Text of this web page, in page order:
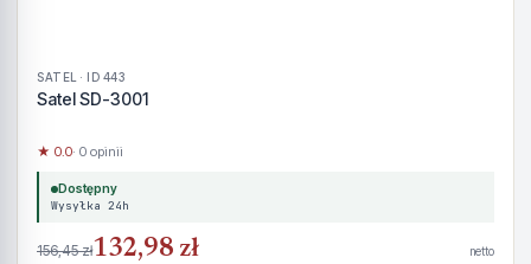
SATEL · ID 443
Satel SD-3001
★ 0.0· 0 opinii
Dostępny
Wysyłka 24h
156,45 zł132,98 zł netto